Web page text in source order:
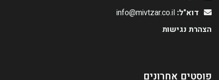
דוא"ל: info@mivtzar.co.il
הצהרת נגישות
פוסטים אחרונים